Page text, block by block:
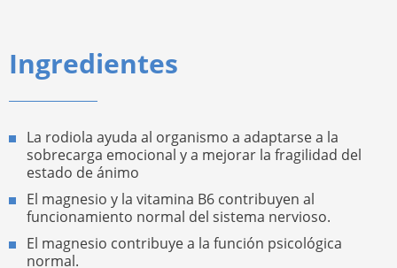
Ingredientes
La rodiola ayuda al organismo a adaptarse a la
sobrecarga emocional y a mejorar la fragilidad del
estado de ánimo
El magnesio y la vitamina B6 contribuyen al
funcionamiento normal del sistema nervioso.
El magnesio contribuye a la función psicológica
normal.